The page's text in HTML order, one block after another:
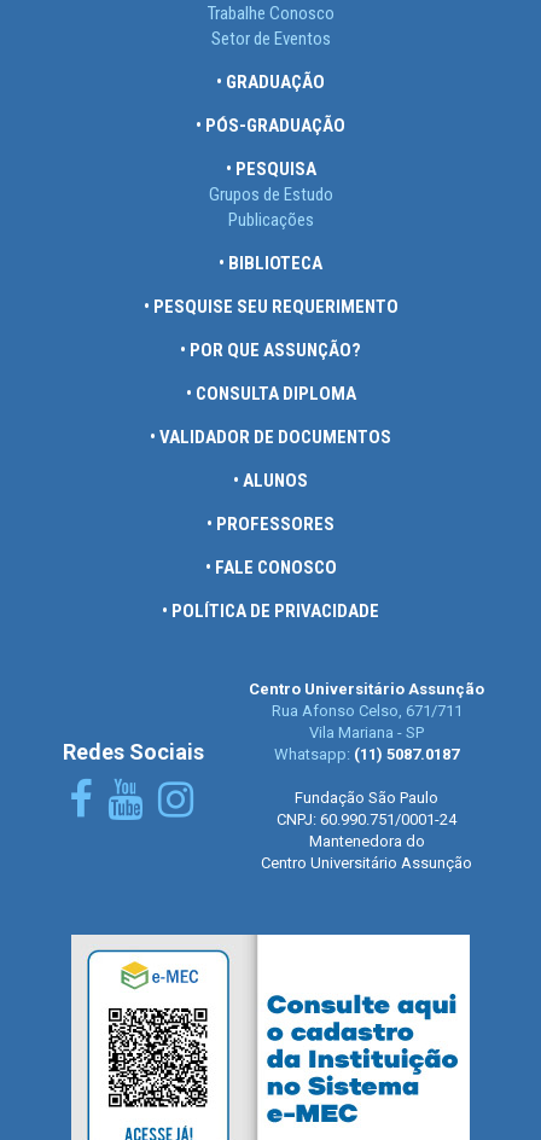
Trabalhe Conosco
Setor de Eventos
• GRADUAÇÃO
• PÓS-GRADUAÇÃO
• PESQUISA
Grupos de Estudo
Publicações
• BIBLIOTECA
• PESQUISE SEU REQUERIMENTO
• POR QUE ASSUNÇÃO?
• CONSULTA DIPLOMA
• VALIDADOR DE DOCUMENTOS
• ALUNOS
• PROFESSORES
• FALE CONOSCO
• POLÍTICA DE PRIVACIDADE
Redes Sociais
Centro Universitário Assunção
Rua Afonso Celso, 671/711
Vila Mariana - SP
Whatsapp: (11) 5087.0187
Fundação São Paulo
CNPJ: 60.990.751/0001-24
Mantenedora do
Centro Universitário Assunção